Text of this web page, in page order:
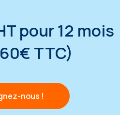
pour 12 mois
TTC)
nous !